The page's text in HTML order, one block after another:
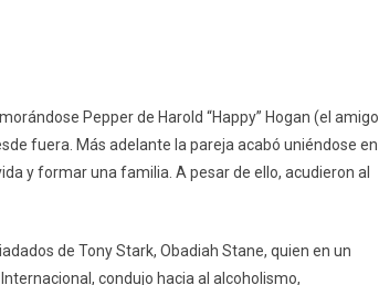
Pepper de Harold “Happy” Hogan (el amigo
fuera. Más adelante la pareja acabó uniéndose en
y formar una familia. A pesar de ello, acudieron al
de Tony Stark, Obadiah Stane, quien en un
condujo hacia al alcoholismo,